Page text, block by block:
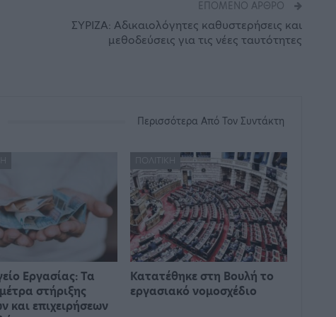
ΕΠΌΜΕΝΟ ΆΡΘΡΟ
ΣΥΡΙΖΑ: Αδικαιολόγητες καθυστερήσεις και
μεθοδεύσεις για τις νέες ταυτότητες
Περισσότερα Από Τον Συντάκτη
Εργασίας: Τα
στήριξης
και επιχειρήσεων
ΠΟΛΙΤΙΚΉ
Κατατέθηκε στη Βουλή το
εργασιακό νομοσχέδιο